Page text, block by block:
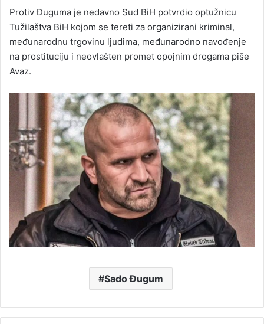
Protiv Đuguma je nedavno Sud BiH potvrdio optužnicu
Tužilaštva BiH kojom se tereti za organizirani kriminal,
međunarodnu trgovinu ljudima, međunarodno navođenje
na prostituciju i neovlašten promet opojnim drogama piše
Avaz.
Sado Đugum